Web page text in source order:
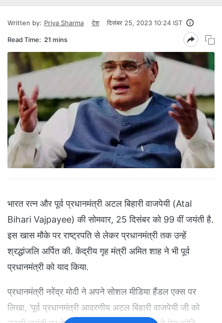
Written by: Priya Sharma देश दिसंबर 25, 2023 10:24 IST
Read Time: 21 mins
भारत रत्न और पूर्व प्रधानमंत्री अटल बिहारी वाजपेयी (Atal
Bihari Vajpayee) की सोमवार, 25 दिसंबर को 99 वीं जयंती है.
इस खास मौके पर राष्ट्रपति से लेकर प्रधानमंत्री तक उन्हें
श्रद्धांजलि अर्पित की. केंद्रीय गृह मंत्री अमित शाह ने भी पूर्व
प्रधानमंत्री को याद किया.
प्रधानमंत्री नरेंद्र मोदी ने अपने सोशल मीडिया हैंडल एक्स पर
लिखा, 'पूर्व प्रधानमंत्री आदरणीय अटल बिहारी वाजपेयी जी को